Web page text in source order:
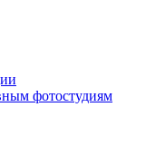
фотостудиям